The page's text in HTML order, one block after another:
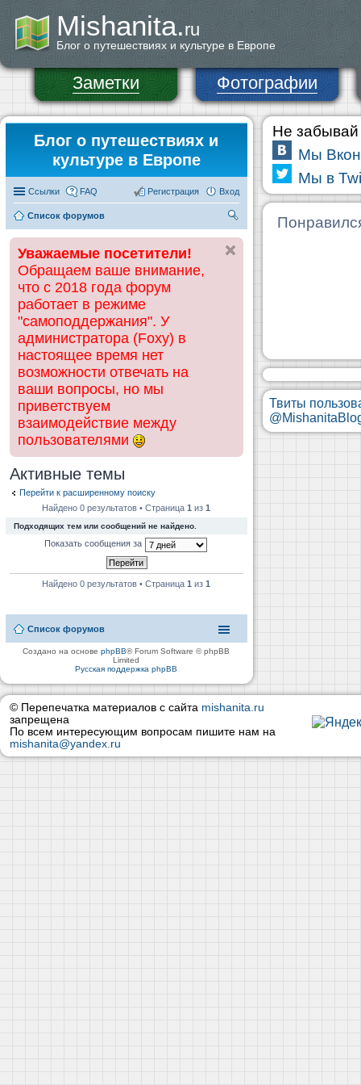
Mishanita.ru
Блог о путешествиях и культуре в Европе
Заметки Фотографии
Блог о путешествиях и
культуре в Европе
Ссылки FAQ Вход
Регистрация
Список форумов
ск
Уважаемые посетители!
Обращаем ваше внимание,
что с 2018 года форум
работает в режиме
"самоподдержания". У
администратора (Foxy) в
настоящее время нет
возможности отвечать на
ваши вопросы, но мы
приветствуем
взаимодействие между
пользователями
Активные темы
Перейти к расширенному поиску
Найдено 0 результатов • Страница1 из1
Подходящих тем или сообщений не найдено.
Показать сообщения за
Найдено 0 результатов • Страница1 из1
Список форумов
Создано на основеphpBB® Forum Software © phpBB
Limited
Русская поддержка phpBB
Не забывай
Мы
Мы в
Твиты
© Перепечатка материалов с сайта mishanita.ru
запрещена
По всем интересующим вопросам пишите нам на
mishanita@yandex.ru